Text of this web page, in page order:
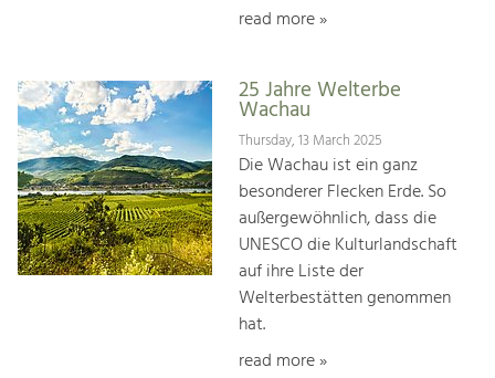
read more »
25 Jahre Welterbe
Wachau
Thursday, 13 March 2025
Die Wachau ist ein ganz
besonderer Flecken Erde. So
außergewöhnlich, dass die
UNESCO die Kulturlandschaft
auf ihre Liste der
Welterbestätten genommen
hat.
read more »